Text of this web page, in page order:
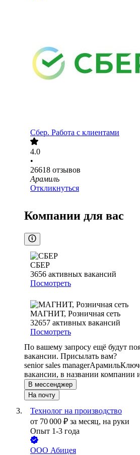
Сбер. Работа с клиентами
4.0
•
26618 отзывов
Арамиль
Откликнуться
Компании для вас
СБЕР
3656 активных вакансий
Посмотреть
МАГНИТ, Розничная сеть
32657 активных вакансий
Посмотреть
По вашему запросу ещё будут
вакансии. Присылать вам?
senior sales managerАрамиль
вакансии, в названии компании
В мессенджер
На почту
Технолог на производство
от 70 000 ₽ за месяц, на руки
Опыт 1-3 года
ООО Абицея